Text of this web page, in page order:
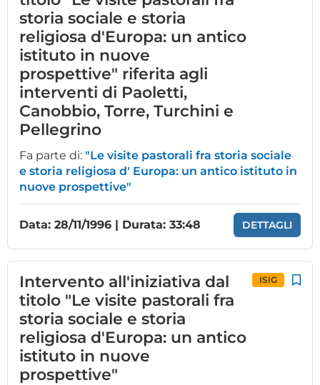
storia sociale e storia
religiosa d'Europa: un antico
istituto in nuove
prospettive" riferita agli
interventi di Paoletti,
Canobbio, Torre, Turchini e
Pellegrino
Fa parte di: "Le visite pastorali fra storia sociale
e storia religiosa d' Europa: un antico istituto in
nuove prospettive"
Data: 28/11/1996 | Durata: 33:48 DETTAGLI
Intervento all'iniziativa dal
titolo "Le visite pastorali fra
storia sociale e storia
religiosa d'Europa: un antico
istituto in nuove
prospettive"
ISIG